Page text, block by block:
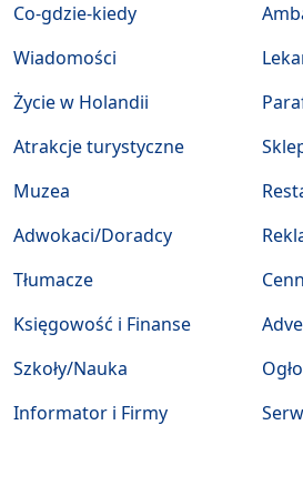
Co-gdzie-kiedy
Wiadomości
Życie w Holandii
Atrakcje turystyczne
Muzea
Adwokaci/Doradcy
Tłumacze
Księgowość i Finanse
Szkoły/Nauka
Informator i Firmy